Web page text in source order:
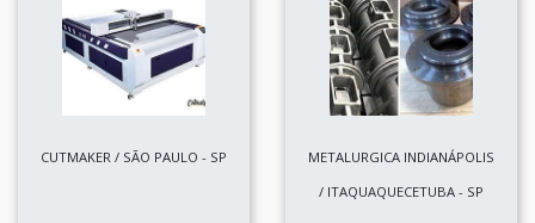
CUTMAKER / SÃO PAULO - SP
METALURGICA INDIANÁPOLIS
/ ITAQUAQUECETUBA - SP